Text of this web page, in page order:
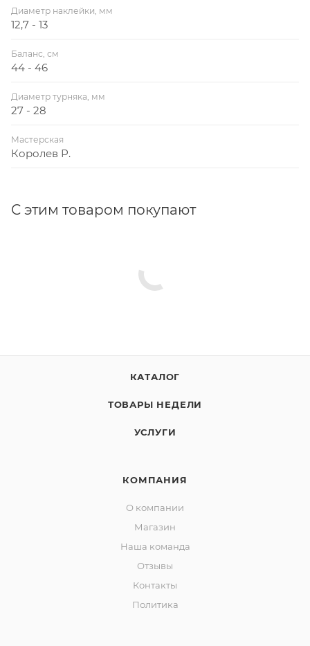
Диаметр наклейки, мм
12,7 - 13
Баланс, см
44 - 46
Диаметр турняка, мм
27 - 28
Мастерская
Королев Р.
С этим товаром покупают
КАТАЛОГ
ТОВАРЫ НЕДЕЛИ
УСЛУГИ
КОМПАНИЯ
О компании
Магазин
Наша команда
Отзывы
Контакты
Политика